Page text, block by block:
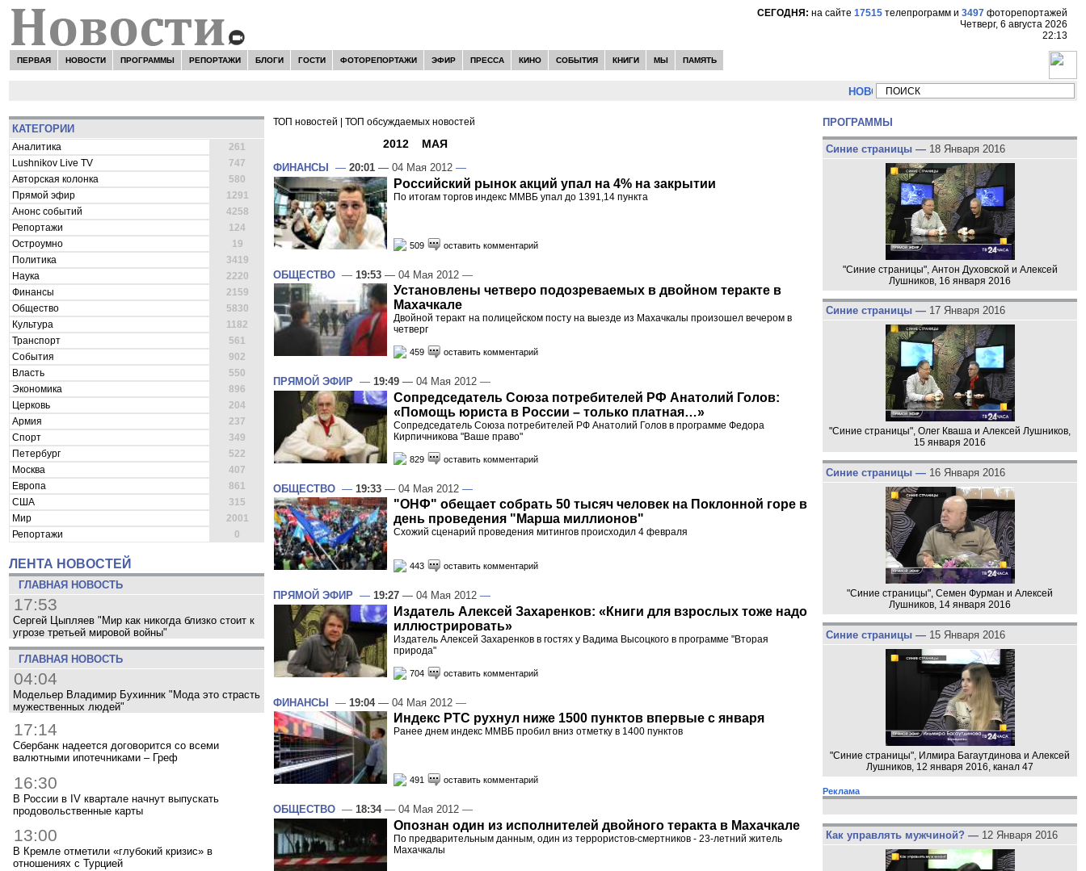
СЕГОДНЯ: на сайте 17515 телепрограмм и 3497 фоторепортажей
Четверг, 6 августа 2026
22:13
ПЕРВАЯ НОВОСТИ ПРОГРАММЫ РЕПОРТАЖИ БЛОГИ ГОСТИ ФОТОРЕПОРТАЖИ ЭФИР ПРЕССА КИНО СОБЫТИЯ КНИГИ МЫ ПАМЯТЬ
НОВОСТИ: Сергей Цыпляев "Мир как никогда близко
КАТЕГОРИИ
Аналитика
261
Lushnikov Live TV
747
Авторская колонка
580
Прямой эфир
1291
Анонс событий
4258
Репортажи
124
Остроумно
19
Политика
3419
Наука
2220
Финансы
2159
Общество
5830
Культура
1182
Транспорт
561
События
902
Власть
550
Экономика
896
Церковь
204
Армия
237
Спорт
349
Петербург
522
Москва
407
Европа
861
США
315
Мир
2001
Репортажи
0
ЛЕНТА НОВОСТЕЙ
ГЛАВНАЯ НОВОСТЬ
17:53
Сергей Цыпляев "Мир как никогда близко стоит к
угрозе третьей мировой войны"
ГЛАВНАЯ НОВОСТЬ
04:04
Модельер Владимир Бухинник "Мода это страсть
мужественных людей"
17:14
Сбербанк надеется договорится со всеми
валютными ипотечниками – Греф
16:30
В России в IV квартале начнут выпускать
продовольственные карты
13:00
В Кремле отметили «глубокий кризис» в
отношениях с Турцией
ТОП новостей ТОП обсуждаемых новостей
2012 МАЯ
ФИНАНСЫ — 20:01 — 04 Мая 2012 —
Российский рынок акций упал на 4% на закрытии
По итогам торгов индекс ММВБ упал до 1391,14 пункта
509 оставить комментарий
ОБЩЕСТВО — 19:53 — 04 Мая 2012 —
Установлены четверо подозреваемых в двойном теракте в
Махачкале
Двойной теракт на полицейском посту на выезде из Махачкалы произошел вечером в
четверг
459 оставить комментарий
ПРЯМОЙ ЭФИР — 19:49 — 04 Мая 2012 —
Сопредседатель Союза потребителей РФ Анатолий Голов:
«Помощь юриста в России – только платная…»
Сопредседатель Союза потребителей РФ Анатолий Голов в программе Федора
Кирпичникова "Ваше право"
829 оставить комментарий
ОБЩЕСТВО — 19:33 — 04 Мая 2012 —
"ОНФ" обещает собрать 50 тысяч человек на Поклонной горе в
день проведения "Марша миллионов"
Схожий сценарий проведения митингов происходил 4 февраля
443 оставить комментарий
ПРЯМОЙ ЭФИР — 19:27 — 04 Мая 2012 —
Издатель Алексей Захаренков: «Книги для взрослых тоже надо
иллюстрировать»
Издатель Алексей Захаренков в гостях у Вадима Высоцкого в программе "Вторая
природа"
704 оставить комментарий
ФИНАНСЫ — 19:04— 04 Мая 2012 —
Индекс РТС рухнул ниже 1500 пунктов впервые с января
Ранее днем индекс ММВБ пробил вниз отметку в 1400 пунктов
491 оставить комментарий
ОБЩЕСТВО — 18:34— 04 Мая 2012 —
Опознан один из исполнителей двойного теракта в Махачкале
По предварительным данным, один из террористов-смертников - 23-летний житель
Махачкалы
ПРОГРАММЫ
Синие страницы — 18 Января 2016
"Синие страницы", Антон Духовской и Алексей
Лушников, 16 января 2016
Синие страницы — 17 Января 2016
"Синие страницы", Олег Кваша и Алексей Лушников,
15 января 2016
Синие страницы — 16 Января 2016
"Синие страницы", Семен Фурман и Алексей
Лушников, 14 января 2016
Синие страницы — 15 Января 2016
"Синие страницы", Илмира Багаутдинова и Алексей
Лушников, 12 января 2016, канал 47
Реклама
Как управлять мужчиной? — 12 Января 2016